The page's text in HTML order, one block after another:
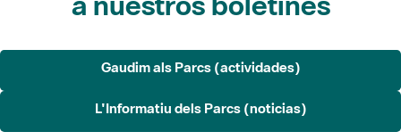
Gaudim als Parcs (actividades)
L'Informatiu dels Parcs (noticias)